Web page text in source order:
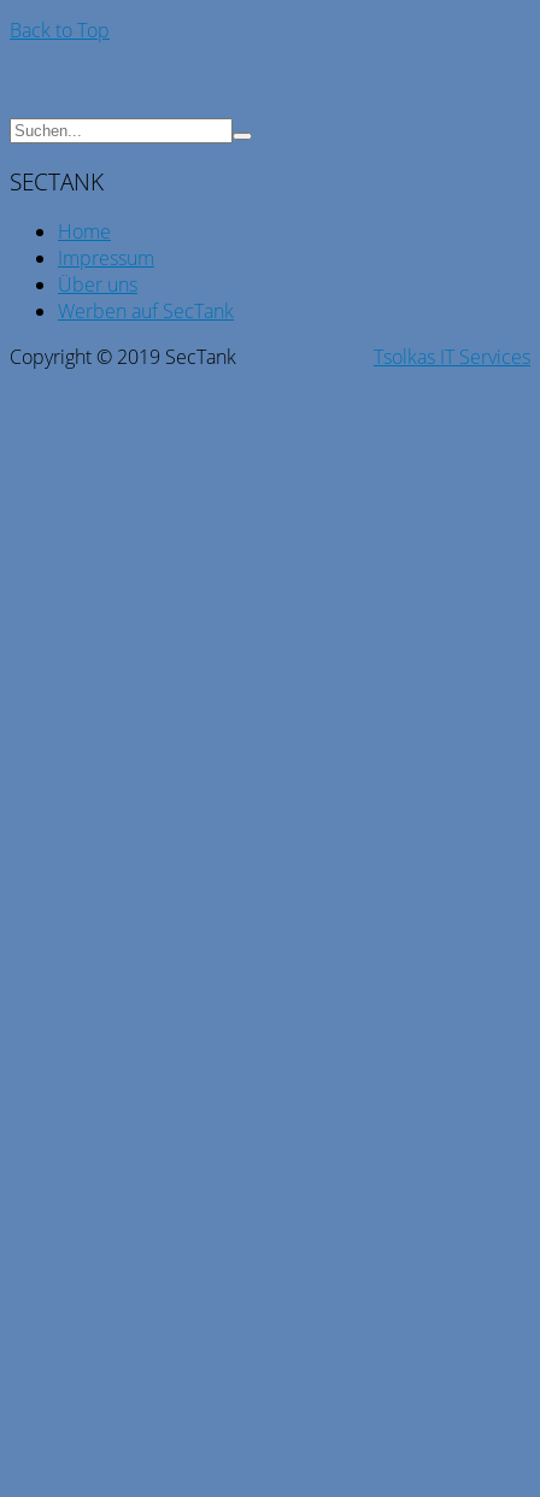
Back to Top
SECTANK
Home
Impressum
Über uns
Werben auf SecTank
Copyright © 2019 SecTank
Tsolkas IT Services